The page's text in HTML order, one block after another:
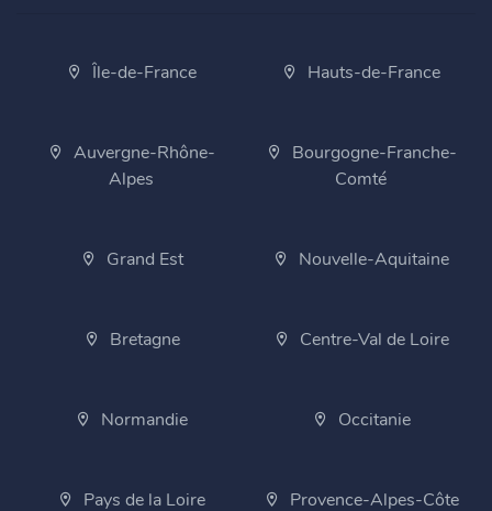
Île-de-France Hauts-de-France
Auvergne-Rhône-
Alpes
Bourgogne-Franche-
Comté
Grand Est Nouvelle-Aquitaine
Bretagne Centre-Val de Loire
Normandie Occitanie
Pays de la Loire Provence-Alpes-Côte